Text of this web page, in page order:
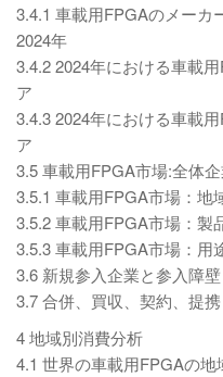
3.4.1 車載用FPGAのメーカ
2024年
3.4.2 2024年における車載
ア
3.4.3 2024年における車載
ア
3.5 車載用FPGA市場:全体
3.5.1 車載用FPGA市場：地
3.5.2 車載用FPGA市場：製
3.5.3 車載用FPGA市場：用
3.6 新規参入企業と参入障壁
3.7 合併、買収、契約、提携
4 地域別消費分析
4.1 世界の車載用FPGAの地